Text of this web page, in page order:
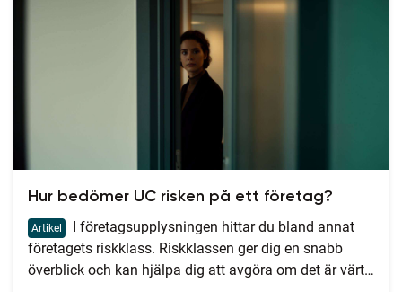
Hur bedömer UC risken på ett företag?
Artikel
I företagsupplysningen hittar du bland annat
företagets riskklass. Riskklassen ger dig en snabb
överblick och kan hjälpa dig att avgöra om det är värt